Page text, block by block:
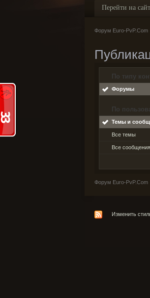
Перейти на сайт
Форум Euro-PvP.Com
По типу
Форумы
По
Темы и
Все темы
Все сообщения
Форум Euro-PvP.Com
Изменить